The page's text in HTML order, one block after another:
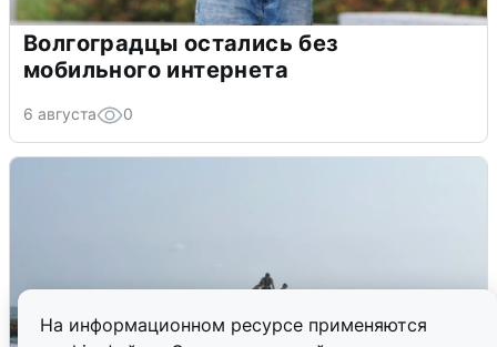
На информационном ресурсе применяются
Волгоградцы остались без
мобильного интернета
6 августа 0